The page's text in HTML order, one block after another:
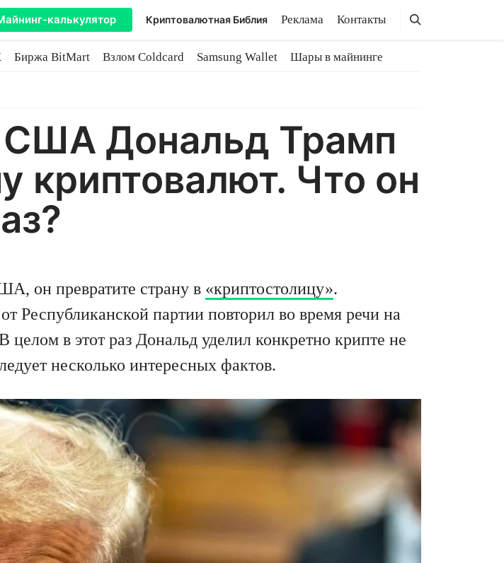
калькулятор Криптовалютная Библия Реклама Контакты Поиск
Поиск
Биржа BitMart Взлом Coldcard Samsung Wallet
Шары в майнинге
Дональд Трамп
криптовалют. Что он
он превратите страну в «криптостолицу».
Республиканской партии повторил во время речи на
в этот раз Дональд уделил конкретно крипте не
несколько интересных фактов.